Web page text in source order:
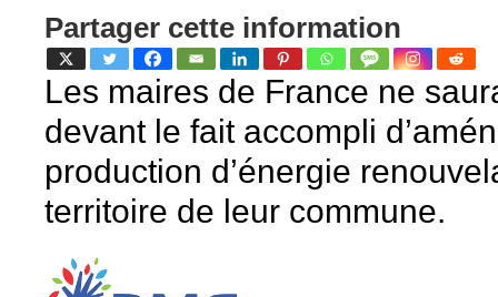
Partager cette information
Les maires de France ne
devant le fait accompli
production d’énergie
territoire de leur commune.